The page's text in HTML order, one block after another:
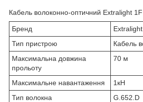
Кабель волоконно-оптичний Extralight 1F
Бренд
Extralight
Тип пристрою
Кабель
Максимальна довжина
прольоту
70 м
Максимальне навантаження
1кН
Тип волокна
G.652.D